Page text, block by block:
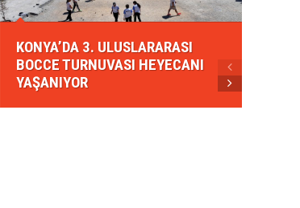
KONYA’DA 3. ULUSLARARASI
BOCCE TURNUVASI HEYECANI
YAŞANIYOR